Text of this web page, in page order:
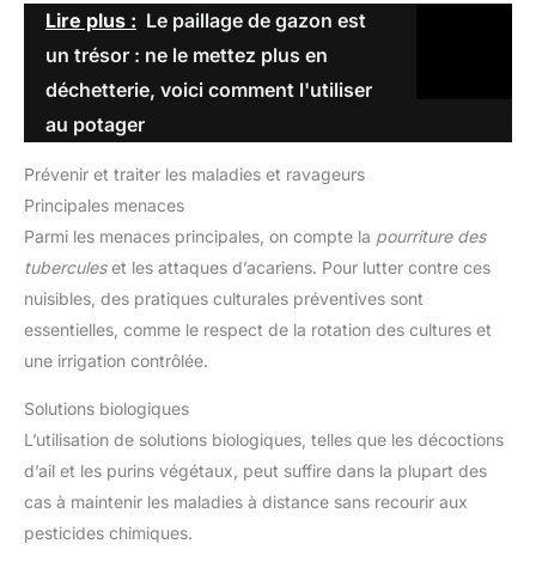
Lire plus : Le paillage de gazon est
un trésor : ne le mettez plus en
déchetterie, voici comment l'utiliser
au potager
Prévenir et traiter les maladies et ravageurs
Principales menaces
Parmi les menaces principales, on compte la pourriture des
tuberculeset les attaques d’acariens. Pour lutter contre ces
nuisibles, des pratiques culturales préventives sont
essentielles, comme le respect de la rotation des cultures et
une irrigation contrôlée.
Solutions biologiques
L’utilisation de solutions biologiques, telles que les décoctions
d’ail et les purins végétaux, peut suffire dans la plupart des
cas à maintenir les maladies à distance sans recourir aux
pesticides chimiques.